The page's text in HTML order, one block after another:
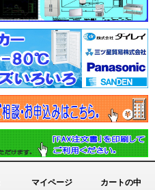
マイページ カートの中